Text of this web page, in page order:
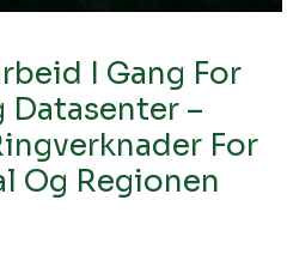
I Gang For
Datasenter –
For
Og Regionen